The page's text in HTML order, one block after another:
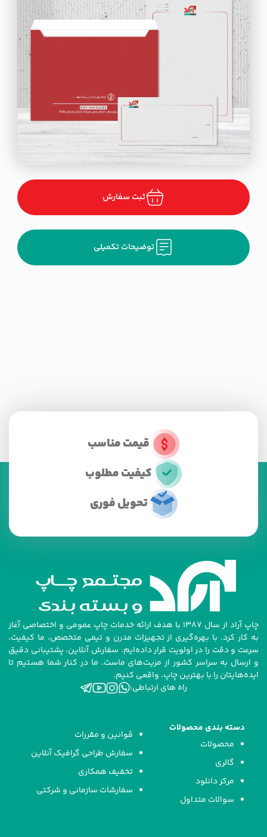
ثبت سفارش
توضیحات تکمیلی
قیمت مناسب
کیفیت مطلوب
تحویل فوری
چاپ آراد از سال ۱۳۸۷ با هدف ارائه خدمات چاپ عمومی و اختصاصی آغاز
به کار کرد. با بهره‌گیری از تجهیزات مدرن و تیمی متخصص، ما کیفیت،
سرعت و دقت را در اولویت قرار داده‌ایم. سفارش آنلاین، پشتیبانی دقیق
و ارسال به سراسر کشور از مزیت‌های ماست. ما در کنار شما هستیم تا
ایده‌هایتان را با بهترین چاپ، واقعی کنیم.
راه های ارتباطی:
دسته بندی محصولات
محصولات
گالری
مرکز دانلود
سوالات متداول
قوانین و مقررات
سفارش طراحی گرافیک آنلاین
تخفیف همکاری
سفارشات سازمانی و شرکتی